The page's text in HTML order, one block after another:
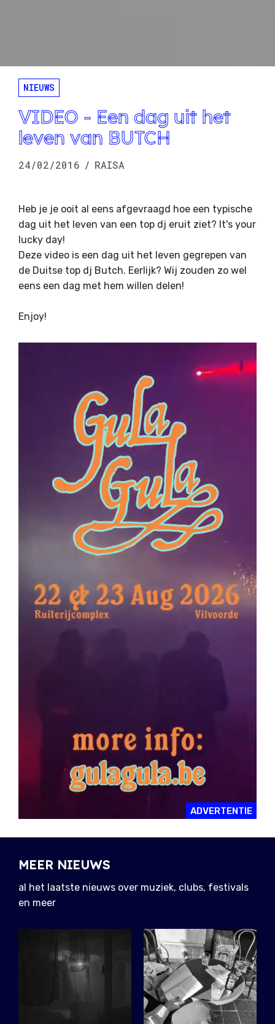
NIEUWS
VIDEO - Een dag uit het
leven van BUTCH
24/02/2016 / RAISA
ADVERTENTIE
Heb je je ooit al eens afgevraagd hoe een typische
dag uit het leven van een top dj eruit ziet? It's your
lucky day!
Deze video is een dag uit het leven gegrepen van
de Duitse top dj Butch. Eerlijk? Wij zouden zo wel
eens een dag met hem willen delen!
Enjoy!
MEER NIEUWS
al het laatste nieuws over muziek, clubs, festivals
en meer